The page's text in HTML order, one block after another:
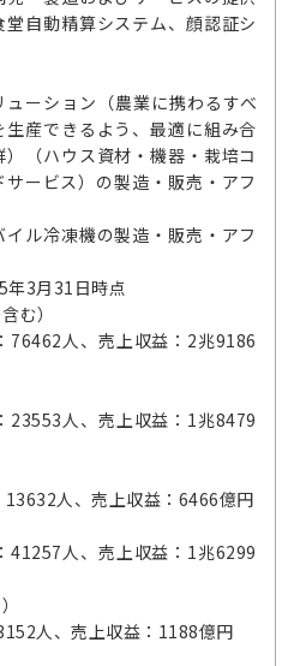
堂自動精算システム、顔認証シ
ューション（農業に携わるすべ
産できるよう、最適に組み合
（ハウス資材・機器・栽培コ
ービス）の製造・販売・アフ
イル冷凍機の製造・販売・アフ
3月31日時点
む）
76462人、売上収益：2兆9186
23553人、売上収益：1兆8479
人、売上収益：6466億円
41257人、売上収益：1兆6299
人、売上収益：1188億円